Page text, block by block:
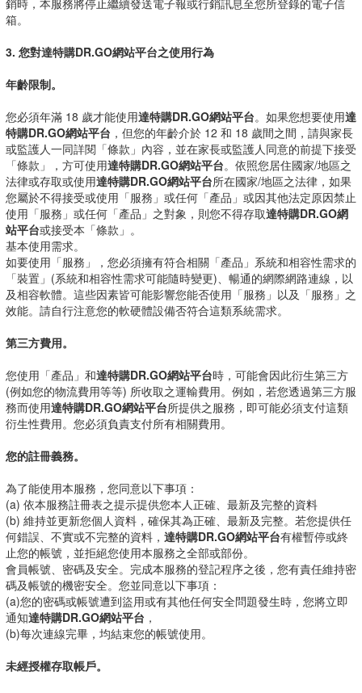
銷時，本服務將停止繼續發送電子報或行銷訊息至您所登錄的電子信
箱。
3. 您對達特購DR.GO網站平台之使用行為
年齡限制。
您必須年滿 18 歲才能使用達特購DR.GO網站平台。如果您想要使用達
特購DR.GO網站平台 ，但您的年齡介於 12 和 18 歲間之間，請與家長
或監護人一同詳閱「條款」內容，並在家長或監護人同意的前提下接受
「條款」，方可使用達特購DR.GO網站平台。依照您居住國家/地區之
法律或存取或使用達特購DR.GO網站平台所在國家/地區之法律，如果
您屬於不得接受或使用「服務」或任何「產品」或因其他法定原因禁止
使用「服務」或任何「產品」之對象，則您不得存取達特購DR.GO網
站平台或接受本「條款」。
基本使用需求。
如要使用「服務」，您必須擁有符合相關「產品」系統和相容性需求的
「裝置」(系統和相容性需求可能隨時變更)、暢通的網際網路連線，以
及相容軟體。這些因素皆可能影響您能否使用「服務」以及「服務」之
效能。請自行注意您的軟硬體設備否符合這類系統需求。
第三方費用。
您使用「產品」和達特購DR.GO網站平台時，可能會因此衍生第三方
(例如您的物流費用等等) 所收取之運輸費用。例如，若您透過第三方服
務而使用達特購DR.GO網站平台所提供之服務，即可能必須支付這類
衍生性費用。您必須負責支付所有相關費用。
您的註冊義務。
為了能使用本服務，您同意以下事項：
(a) 依本服務註冊表之提示提供您本人正確、最新及完整的資料
(b) 維持並更新您個人資料，確保其為正確、最新及完整。若您提供任
何錯誤、不實或不完整的資料， 達特購DR.GO網站平台有權暫停或終
止您的帳號，並拒絕您使用本服務之全部或部份。
會員帳號、密碼及安全。完成本服務的登記程序之後，您有責任維持密
碼及帳號的機密安全。您並同意以下事項：
(a)您的密碼或帳號遭到盜用或有其他任何安全問題發生時，您將立即
通知達特購DR.GO網站平台 ，
(b)每次連線完畢，均結束您的帳號使用。
未經授權存取帳戶。